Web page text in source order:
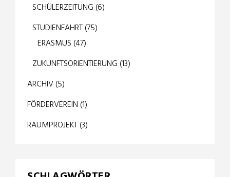
SCHÜLERZEITUNG (6)
STUDIENFAHRT(75)
ERASMUS (47)
ZUKUNFTSORIENTIERUNG (13)
ARCHIV(5)
FÖRDERVEREIN (1)
RAUMPROJEKT(3)